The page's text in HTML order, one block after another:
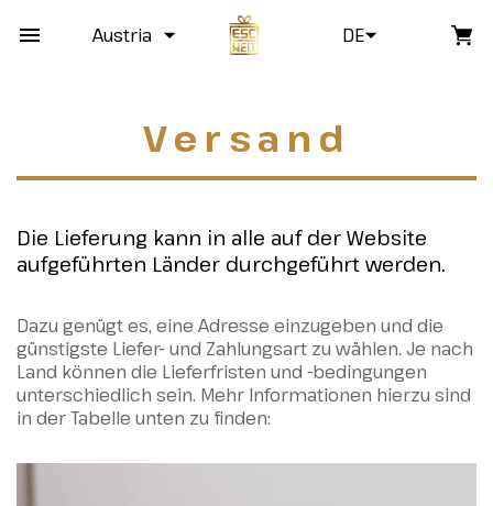
Austria DE
Versand
Die Lieferung kann in alle auf der Website
aufgeführten Länder durchgeführt werden.
Dazu genügt es, eine Adresse einzugeben und die
günstigste Liefer- und Zahlungsart zu wählen. Je nach
Land können die Lieferfristen und -bedingungen
unterschiedlich sein. Mehr Informationen hierzu sind
in der Tabelle unten zu finden: